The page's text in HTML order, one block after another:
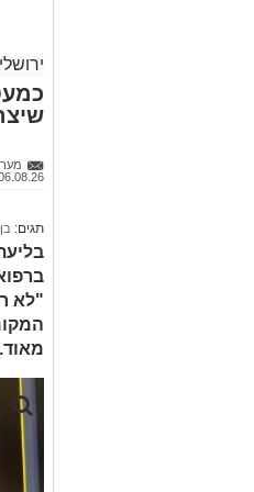
לתאריך
בסחר
העיר
/ 09:07
תגים:
"לא